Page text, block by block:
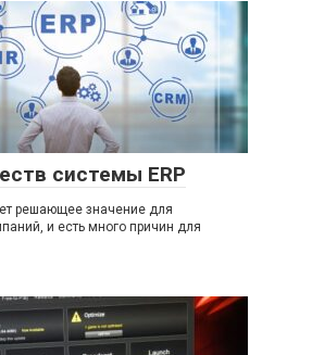
системы ERP
решающее значение для
и есть много причин для